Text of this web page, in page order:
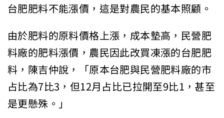
台肥肥料不能漲價，這是對農民的基本照顧。
由於肥料的原料價格上漲，成本墊高，民營肥
料廠的肥料漲價，農民因此改買凍漲的台肥肥
料，陳吉仲說，「原本台肥與民營肥料廠的市
占比為7比3，但12月占比已拉開至9比1，甚至
是更懸殊。」